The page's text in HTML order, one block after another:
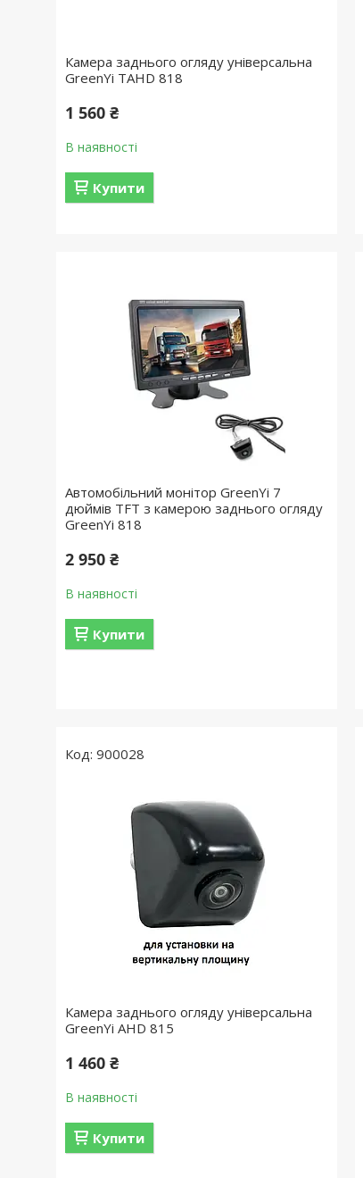
Камера заднього огляду універсальна
GreenYi TAHD 818
1 560 ₴
В наявності
Купити
Автомобільний монітор GreenYi 7
дюймів TFT з камерою заднього огляду
GreenYi 818
2 950 ₴
В наявності
Купити
900028
Камера заднього огляду універсальна
GreenYi AHD 815
1 460 ₴
В наявності
Купити